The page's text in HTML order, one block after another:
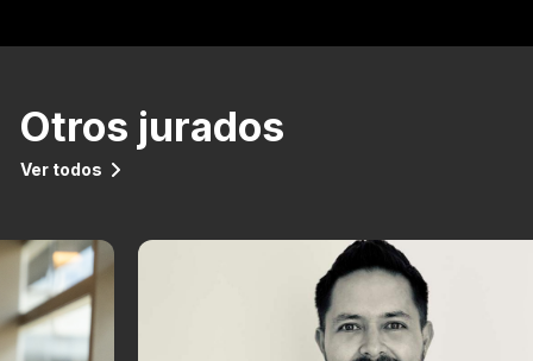
Otros jurados
Ver todos